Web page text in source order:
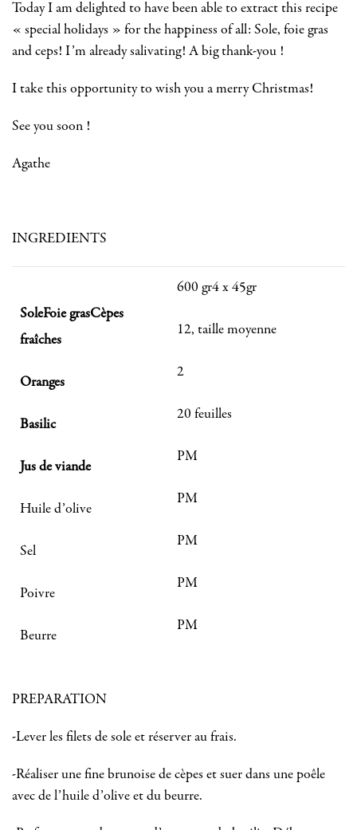
Today I am delighted to have been able to extract this recipe
« special holidays » for the happiness of all: Sole, foie gras
and ceps! I’m already salivating! A big thank-you !
I take this opportunity to wish you a merry Christmas!
See you soon !
Agathe
INGREDIENTS
SoleFoie grasCèpes
fraîches
Oranges
Basilic
Jus de viande
Huile d’olive
Sel
Poivre
Beurre
600 gr4 x 45gr
12, taille moyenne
2
20 feuilles
PM
PM
PM
PM
PM
PREPARATION
-Lever les filets de sole et réserver au frais.
-Réaliser une fine brunoise de cèpes et suer dans une poêle
avec de l’huile d’olive et du beurre.